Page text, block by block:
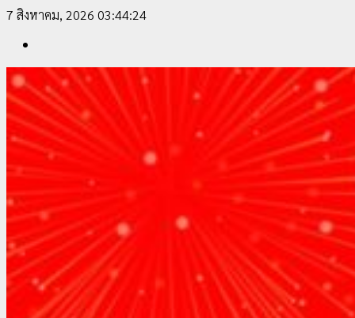
Skip
content
7 สิงหาคม, 2026 03:44:25
22 กรกฎาคม, 2026
4
All over Thailand
โลว์ซีซั่นไม่สะเทือน! “ปาย” ยังเนื้อหอม นักท่องเที่ยวแห่